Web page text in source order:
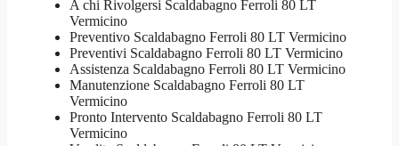
A chi Rivolgersi Scaldabagno Ferroli 80 LT
Vermicino
Preventivo Scaldabagno Ferroli 80 LT Vermicino
Preventivi Scaldabagno Ferroli 80 LT Vermicino
Assistenza Scaldabagno Ferroli 80 LT Vermicino
Manutenzione Scaldabagno Ferroli 80 LT
Vermicino
Pronto Intervento Scaldabagno Ferroli 80 LT
Vermicino